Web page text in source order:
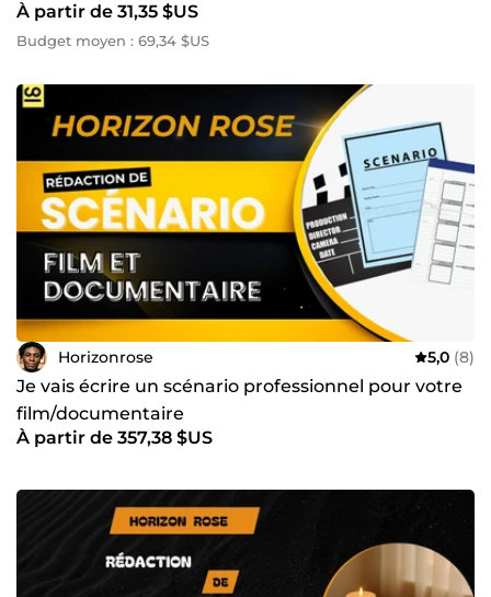
Canva
À partir de 31,35 $US
Budget moyen : 69,34 $US
Horizonrose 5,0 (8)
Je vais écrire un scénario professionnel pour votre
film/documentaire
À partir de 357,38 $US